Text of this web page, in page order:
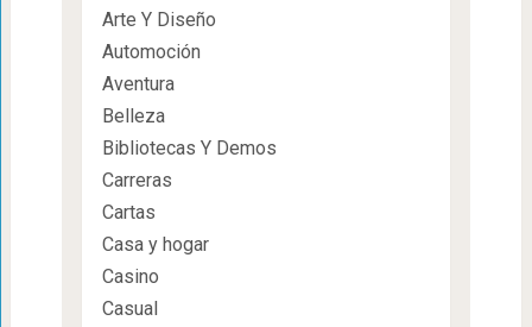
Arte Y Diseño
Automoción
Aventura
Belleza
Bibliotecas Y Demos
Carreras
Cartas
Casa y hogar
Casino
Casual